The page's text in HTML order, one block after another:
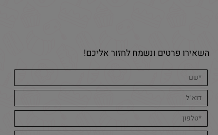
השאירו פרטים ונשמח לחזור אליכם!